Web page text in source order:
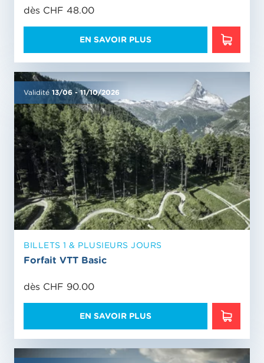
dès CHF 48.00
EN SAVOIR PLUS EN
Validité 13/06 -11/10/2026
BILLETS 1 & PLUSIEURS JOURS
Forfait VTT Basic
dès CHF 90.00
EN SAVOIR PLUS EN